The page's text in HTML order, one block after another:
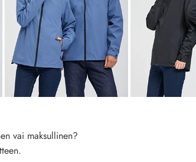
vai maksullinen?